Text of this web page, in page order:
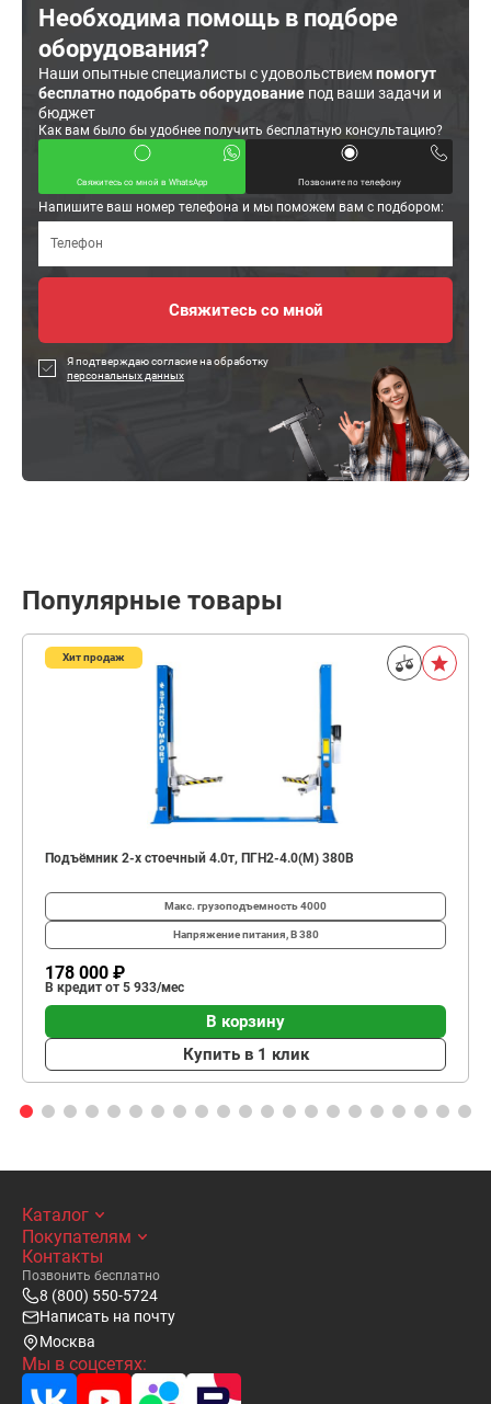
Необходима помощь в подборе
оборудования?
Наши опытные специалисты с удовольствиемпомогут
бесплатно подобрать оборудование под ваши задачи и
бюджет
Как вам было бы удобнее получить бесплатную консультацию?
Свяжитесь со мной в WhatsApp Позвоните по телефону
Напишите ваш номер телефона и мы поможем вам с подбором:
Я подтверждаю согласие на обработку
персональных данных
Популярные товары
Хит продаж
Подъёмник 2-х стоечный 4.0т, ПГН2-4.0(М) 380В
Макс. грузоподъемность4000
Напряжение питания, В380
178 000 ₽
В кредит от 5 933/мес
В корзину
Купить в 1 клик
Каталог
Покупателям
Контакты
Позвонить бесплатно
8 (800) 550-5724
Написать на почту
Москва
Мы в соцсетях: